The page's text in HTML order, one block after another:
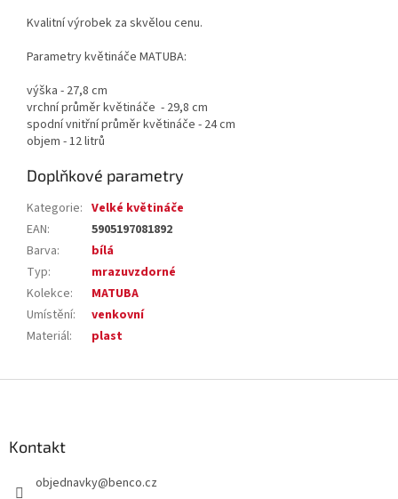
Kvalitní výrobek za skvělou cenu.
Parametry květináče MATUBA:
výška - 27,8 cm
vrchní průměr květináče - 29,8 cm
spodní vnitřní průměr květináče - 24 cm
objem - 12 litrů
Doplňkové parametry
Kategorie: Velké květináče
EAN:
5905197081892
Barva:
bílá
Typ:
mrazuvzdorné
Kolekce:
MATUBA
Umístění:
venkovní
Materiál: plast
Kontakt
objednavky@benco.cz